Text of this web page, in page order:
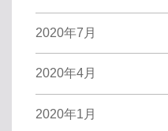
2020年7月
2020年4月
2020年1月